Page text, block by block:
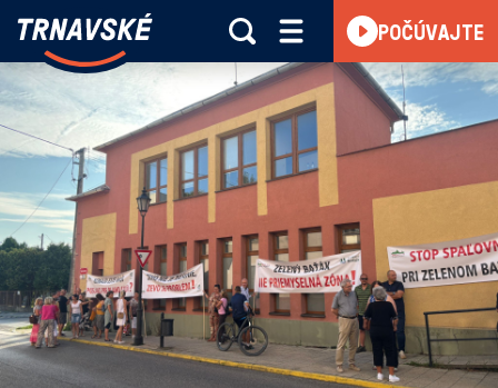
Skočiť na obsah
Trnavské
-
Vieme,
čo
sa
deje
v
kraji
POČÚVAJTE